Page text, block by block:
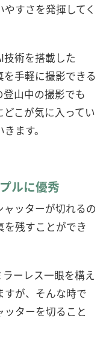
すさを発揮してく
術を搭載した
手軽に撮影できる
山中の撮影でも
こが気に入ってい
ます。
ルに優秀
ッターが切れるの
を残すことができ
ーレス一眼を構え
すが、そんな時で
ターを切ること